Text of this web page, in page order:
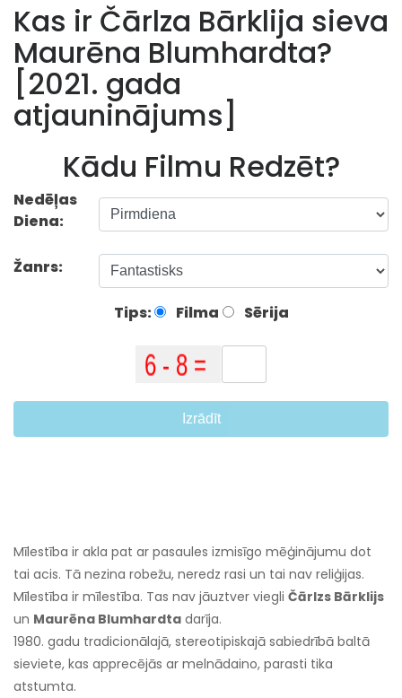
Kas ir Čārlza Bārklija sieva
Maurēna Blumhardta?
[2021. gada
atjauninājums]
Kādu Filmu Redzēt?
Nedēļas
Diena:
Žanrs:
Tips: Filma Sērija
Izrādīt
Mīlestība ir akla pat ar pasaules izmisīgo mēģinājumu dot
tai acis. Tā nezina robežu, neredz rasi un tai nav reliģijas.
Mīlestība ir mīlestība. Tas nav jāuztver viegli Čārlzs Bārklijs
un Maurēna Blumhardta darīja.
1980. gadu tradicionālajā, stereotipiskajā sabiedrībā baltā
sieviete, kas apprecējās ar melnādaino, parasti tika
atstumta.